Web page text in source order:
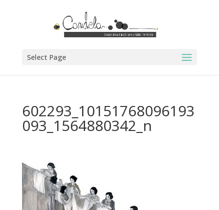
Select Page
602293_10151768096193
093_1564880342_n